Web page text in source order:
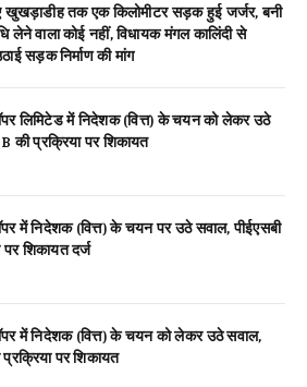
खुखड़ाडीह तक एक किलोमीटर सड़क हुई जर्जर, बनी
लेने वाला कोई नहीं, विधायक मंगल कालिंदी से
सड़क निर्माण की मांग
लिमिटेड में निदेशक (वित्त) के चयन को लेकर उठे
की प्रक्रिया पर शिकायत
में निदेशक (वित्त) के चयन पर उठे सवाल, पीईएसबी
पर शिकायत दर्ज
में निदेशक (वित्त) के चयन को लेकर उठे सवाल,
प्रक्रिया पर शिकायत